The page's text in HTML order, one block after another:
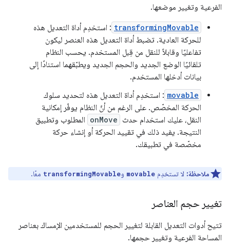
الفرعية وتغيير موضعها.
transformingMovable : استخدِم أداة التعديل هذه
للحركة العادية. تضبط أداة التعديل هذه العنصر ليكون
تفاعليًا وقابلاً للنقل من قِبل المستخدم. يحسب النظام
تلقائيًا الوضع الجديد والحجم الجديد ويطبّقهما استنادًا إلى
بيانات أدخلها المستخدم.
movable : استخدِم أداة التعديل هذه لتحديد سلوك
الحركة المخصّص. على الرغم من أنّ النظام يوفّر إمكانية
النقل، عليك استخدام حدث onMove المطلوب وتطبيق
النتيجة. يفيد ذلك في تقييد الحركة أو إنشاء حركة
مخصّصة في تطبيقك.
ملاحظة: لا تستخدِم movable وtransformingMovable معًا.
تغيير حجم العناصر
تتيح أدوات التعديل القابلة لتغيير الحجم للمستخدمين الإمساك بعناصر
المساحة الفرعية وتغيير حجمها.